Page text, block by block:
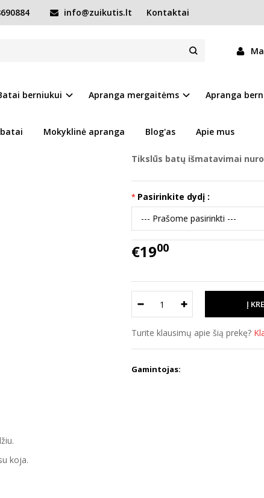
info@zuikutis.lt Kontaktai
berniukui Apranga mergaitėms Apranga
Mokyklinė apranga Blog'as Apie mus
Prekės kodas:
15548-C100-
Tikslūs batų išmatavimai
Pasirinkite dydį :
€1900
Turite klausimų apie šią prekę?
Gamintojas:
koja.